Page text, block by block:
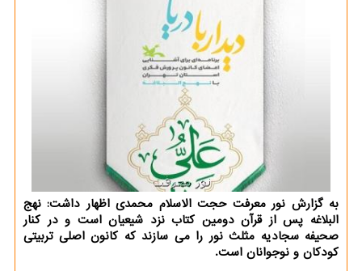
به گزارش نور معرفت حجت الاسلام محمدی اظهار داشت: نهج
البلاغه پس از قرآن دومین كتاب نزد شیعیان است و در كنار
صحیفه سجادیه مثلث نور را می سازند كه كانون اصلی تربیتی
كودكان و نوجوانان است.